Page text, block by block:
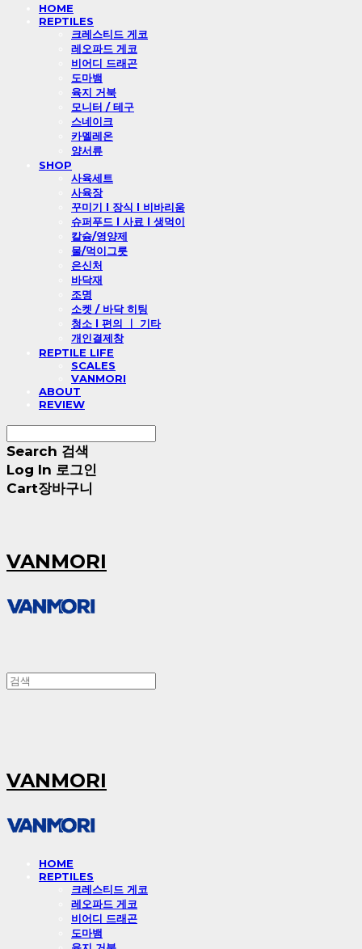
HOME
REPTILES
크레스티드 게코
레오파드 게코
비어디 드래곤
도마뱀
육지 거북
모니터 / 테구
스네이크
카멜레온
양서류
SHOP
사육세트
사육장
꾸미기 l 장식 l 비바리움
슈퍼푸드 l 사료 l 생먹이
칼슘/영양제
물/먹이그릇
은신처
바닥재
조명
소켓 / 바닥 히팅
청소 l 편의 ㅣ 기타
개인결제창
REPTILE LIFE
SCALES
VANMORI
ABOUT
REVIEW
Search 검색
Log In 로그인
Cart장바구니
VANMORI
VANMORI
HOME
REPTILES
크레스티드 게코
레오파드 게코
비어디 드래곤
도마뱀